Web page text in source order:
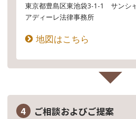
東京都豊島区東池袋3-1-1 サンシ
アディーレ法律事務所
地図はこちら
4 ご相談およびご提案